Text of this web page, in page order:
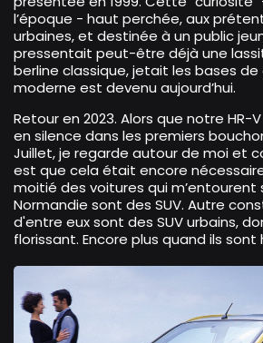
l’époque - haut perchée, aux
urbaines, et destinée à un public
pressentait peut-être déjà une
berline classique, jetait les bases de
moderne est devenu aujourd’hui.
Retour en 2023. Alors que notre HR-
en silence dans les premiers
Juillet, je regarde autour de moi et
est que cela était encore
moitié des voitures qui m’entourent
Normandie sont des SUV. Autre
d'entre eux sont des SUV urbains,
florissant. Encore plus quand ils sont